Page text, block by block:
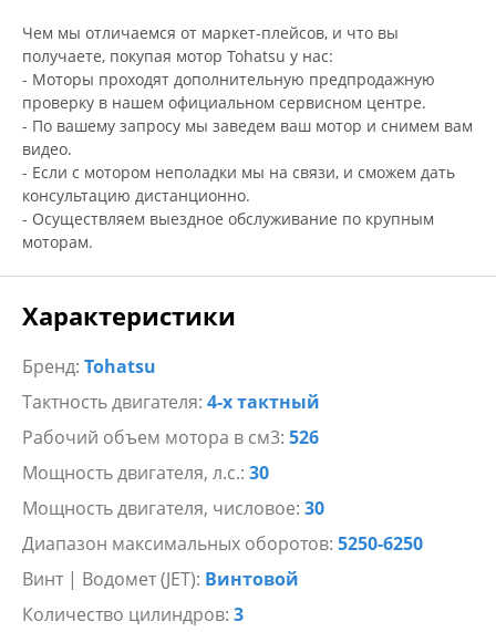
Чем мы отличаемся от маркет-плейсов, и что вы
получаете, покупая мотор Tohatsu у нас:
- Моторы проходят дополнительную предпродажную
проверку в нашем официальном сервисном центре.
- По вашему запросу мы заведем ваш мотор и снимем вам
видео.
- Если с мотором неполадки мы на связи, и сможем дать
консультацию дистанционно.
- Осуществляем выездное обслуживание по крупным
моторам.
Характеристики
Бренд: Tohatsu
Тактность двигателя: 4-х тактный
Рабочий объем мотора в см3: 526
Мощность двигателя, л.с.: 30
Мощность двигателя, числовое: 30
Диапазон максимальных оборотов: 5250-6250
Винт | Водомет (JET): Винтовой
Количество цилиндров: 3